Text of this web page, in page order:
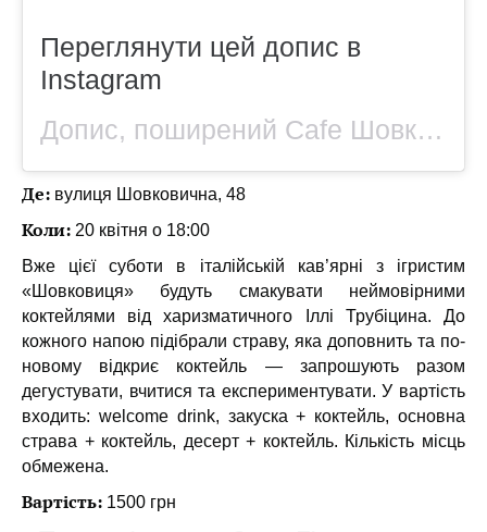
Переглянути цей допис в
Instagram
Допис, поширений Cafe Шовковиця: Італійська кав’ярня з ігристим (@shovkoviza)
Де: вулиця Шовковична, 48
Коли: 20 квітня о 18:00
Вже цієї суботи в італійській кав’ярні з ігристим
«Шовковиця» будуть смакувати неймовірними
коктейлями від харизматичного Іллі Трубіцина. До
кожного напою підібрали страву, яка доповнить та по-
новому відкриє коктейль — запрошують разом
дегустувати, вчитися та експериментувати. У вартість
входить: welcome drink, закуска + коктейль, основна
страва + коктейль, десерт + коктейль. Кількість місць
обмежена.
Вартість: 1500 грн